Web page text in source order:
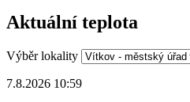
Aktuální teplota
Výběr lokality
7.8.2026 10:59